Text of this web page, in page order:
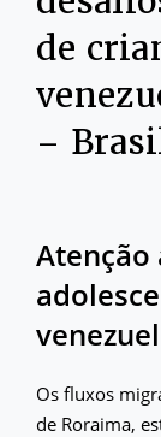
de
–
Atenção
Os fluxos
de Roraima,